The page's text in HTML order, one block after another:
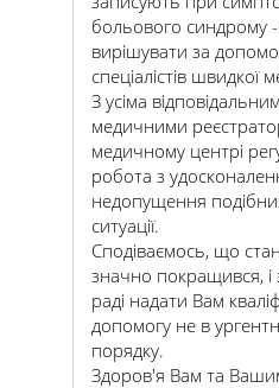
больового синдрому
вирішувати за
спеціалістів швидкої
З усіма
медичними
медичному центрі
робота з
недопущення
ситуації.
Сподіваємось, що
значно покращився,
раді надати Вам
допомогу не в
порядку.
Здоров'я Вам та